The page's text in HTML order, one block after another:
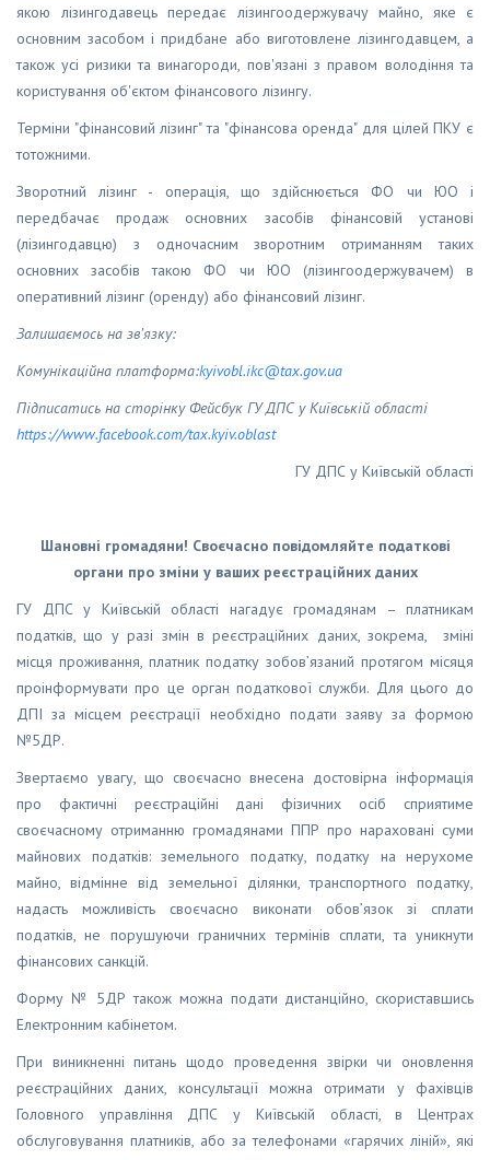
якою лізингодавець передає лізингоодержувачу майно, яке є
основним засобом і придбане або виготовлене лізингодавцем, а
також усі ризики та винагороди, пов'язані з правом володіння та
користування об'єктом фінансового лізингу.
Терміни "фінансовий лізинг" та "фінансова оренда" для цілей ПКУ є
тотожними.
Зворотний лізинг - операція, що здійснюється ФО чи ЮО і
передбачає продаж основних засобів фінансовій установі
(лізингодавцю) з одночасним зворотним отриманням таких
основних засобів такою ФО чи ЮО (лізингоодержувачем) в
оперативний лізинг (оренду) або фінансовий лізинг.
Залишаємось на зв’язку:
Комунікаційна платформа:kyivobl.ikc@tax.gov.ua
Підписатись на сторінку Фейсбук ГУ ДПС у Київській області
https://www.facebook.com/tax.kyiv.oblast
ГУ ДПС у Київській області
Шановні громадяни! Своєчасно повідомляйте податкові
органи про зміни у ваших реєстраційних даних
ГУ ДПС у Київській області нагадує громадянам – платникам
податків, що у разі змін в реєстраційних даних, зокрема, зміні
місця проживання, платник податку зобов’язаний протягом місяця
проінформувати про це орган податкової служби. Для цього до
ДПІ за місцем реєстрації необхідно подати заяву за формою
№5ДР.
Звертаємо увагу, що своєчасно внесена достовірна інформація
про фактичні реєстраційні дані фізичних осіб сприятиме
своєчасному отриманню громадянами ППР про нараховані суми
майнових податків: земельного податку, податку на нерухоме
майно, відмінне від земельної ділянки, транспортного податку,
надасть можливість своєчасно виконати обов’язок зі сплати
податків, не порушуючи граничних термінів сплати, та уникнути
фінансових санкцій.
Форму № 5ДР також можна подати дистанційно, скориставшись
Електронним кабінетом.
При виникненні питань щодо проведення звірки чи оновлення
реєстраційних даних, консультації можна отримати у фахівців
Головного управління ДПС у Київській області, в Центрах
обслуговування платників, або за телефонами «гарячих ліній», які